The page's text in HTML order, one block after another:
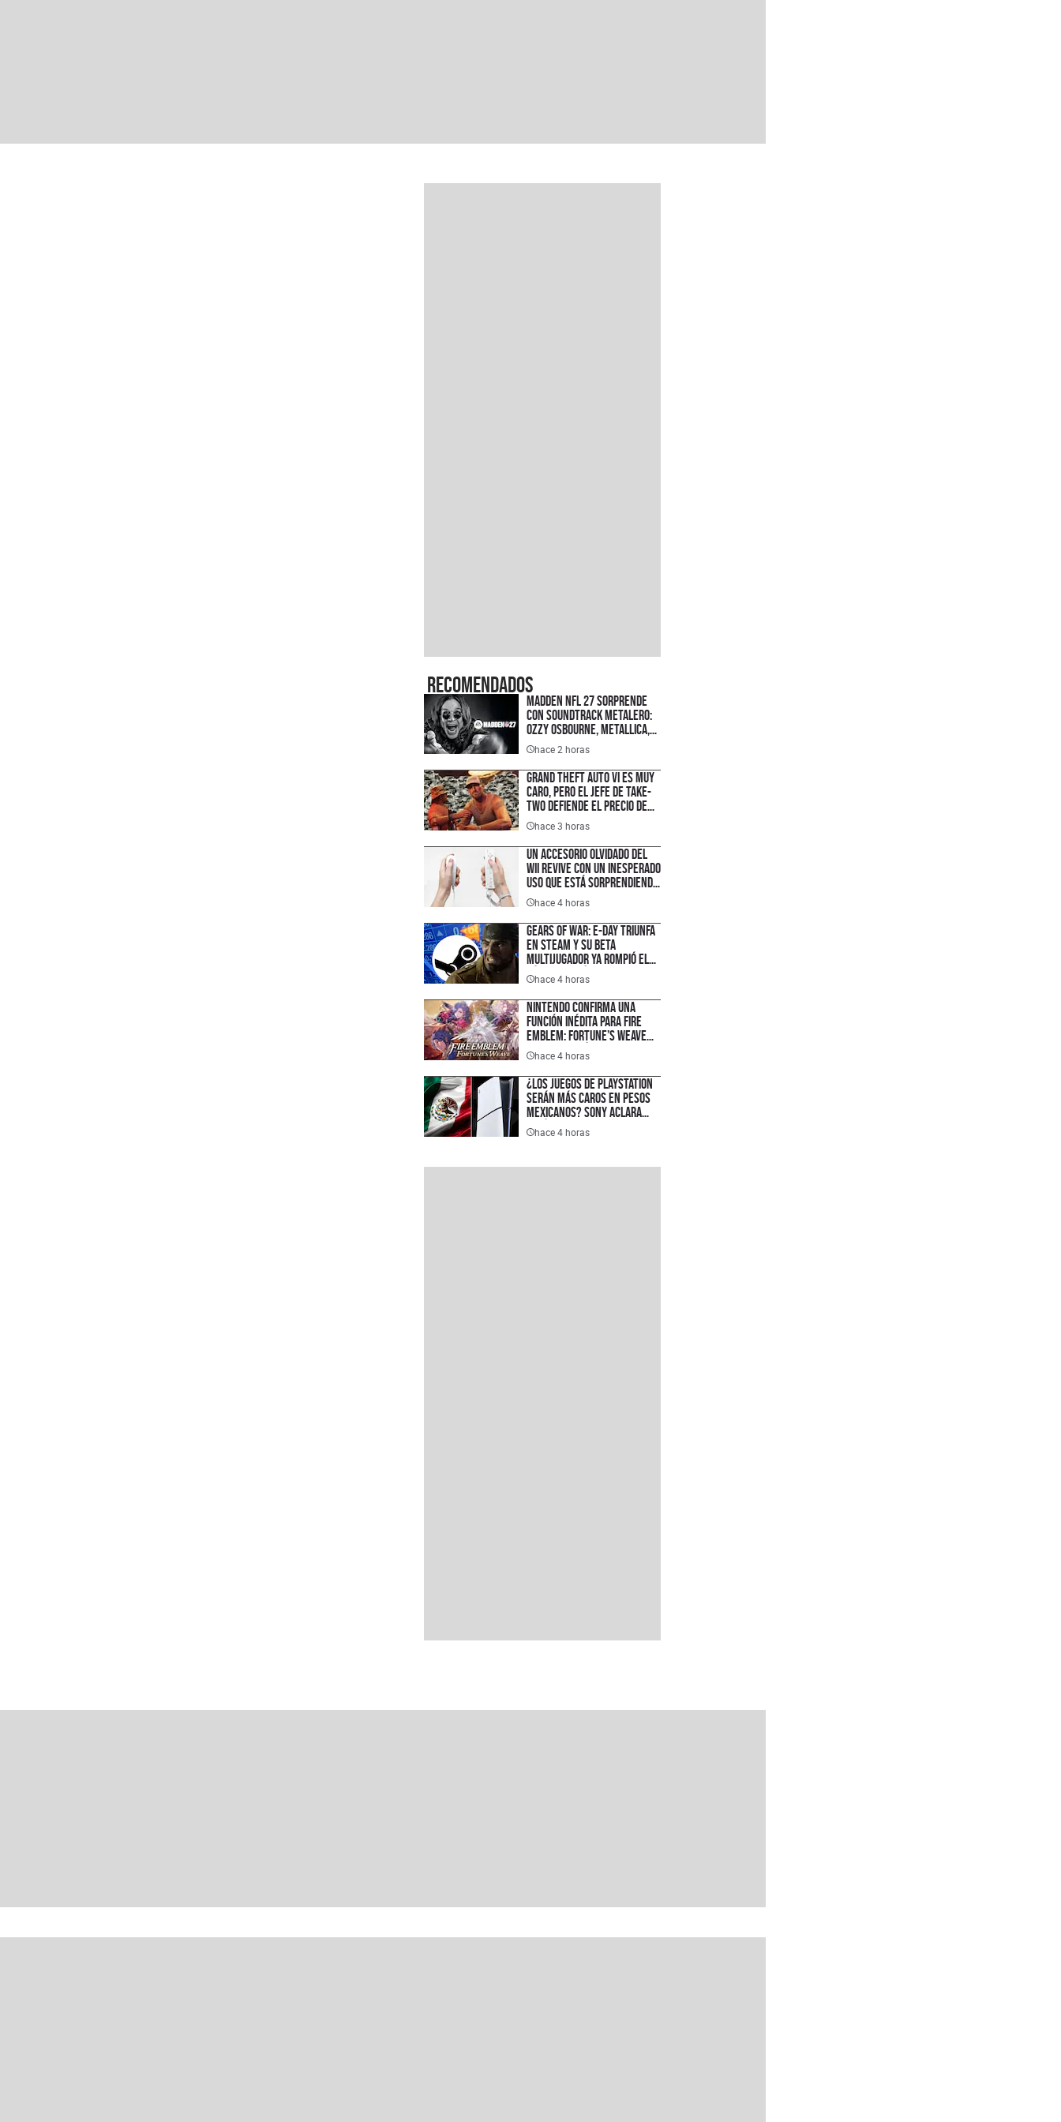
Recomendados
Madden NFL 27 sorprende
con soundtrack metalero:
Ozzy Osbourne, Metallica,
Motörhead, Lamb of God y
más grupos están en la
lista del juego de futbol
americano
hace 2 horas
Grand Theft Auto VI es muy
caro, pero el jefe de Take-
Two defiende el precio de
hasta $100 USD y explica
cuánto costarán sus
próximos juegos
hace 3 horas
Un accesorio olvidado del
Wii revive con un inesperado
uso que está sorprendiendo
a creadores de contenido
hace 4 horas
Gears of War: E-Day triunfa
en Steam y su Beta
multijugador ya rompió el
récord histórico de
jugadores de la franquicia
en PC
hace 4 horas
Nintendo confirma una
función inédita para Fire
Emblem: Fortune’s Weave
que cambiará la forma de
jugar
hace 4 horas
¿Los juegos de PlayStation
serán más caros en pesos
mexicanos? Sony aclara
polémica sobre el tipo de
cambio, pero deja a los
importante
hace 4 horas